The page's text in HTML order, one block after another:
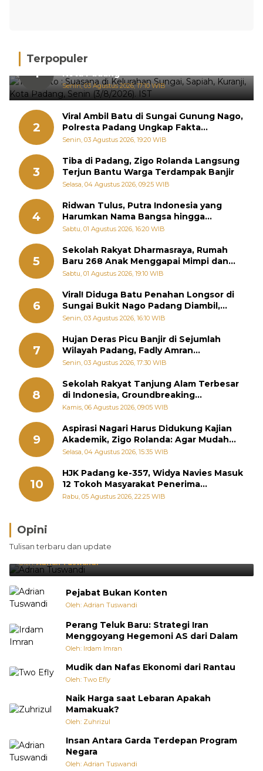
Terpopuler
1
Hujan Deras, 15 Titik Banjir Terdeteksi di
Kota Padang
Senin, 03 Agustus 2026, 17:10 WIB
2
Viral Ambil Batu di Sungai Gunung Nago,
Polresta Padang Ungkap Fakta
Sebenarnya
Senin, 03 Agustus 2026, 19:20 WIB
3
Tiba di Padang, Zigo Rolanda Langsung
Terjun Bantu Warga Terdampak Banjir
Selasa, 04 Agustus 2026, 09:25 WIB
4
Ridwan Tulus, Putra Indonesia yang
Harumkan Nama Bangsa hingga
Diabadikan dalam Buku Jepang
Sabtu, 01 Agustus 2026, 16:20 WIB
5
Sekolah Rakyat Dharmasraya, Rumah
Baru 268 Anak Menggapai Mimpi dan
Memutus Rantai Kemiskinan
Sabtu, 01 Agustus 2026, 19:10 WIB
6
Viral! Diduga Batu Penahan Longsor di
Sungai Bukit Nago Padang Diambil,
Warga Khawatir Bencana Terulang
Senin, 03 Agustus 2026, 16:10 WIB
7
Hujan Deras Picu Banjir di Sejumlah
Wilayah Padang, Fadly Amran
Perintahkan OPD Siaga
Senin, 03 Agustus 2026, 17:30 WIB
8
Sekolah Rakyat Tanjung Alam Terbesar
di Indonesia, Groundbreaking
September
Kamis, 06 Agustus 2026, 09:05 WIB
9
Aspirasi Nagari Harus Didukung Kajian
Akademik, Zigo Rolanda: Agar Mudah
Diperjuangkan di Kementerian
Selasa, 04 Agustus 2026, 15:35 WIB
10
HJK Padang ke-357, Widya Navies Masuk
12 Tokoh Masyarakat Penerima
Penghargaan Pemko Padang
Rabu, 05 Agustus 2026, 22:25 WIB
Opini
Tulisan terbaru dan update
Brasil Lebih Diunggulkan, tetapi Jepang Selalu
Punya Cara Membuat Kejutan
Oleh:Adrian Tuswandi
Pejabat Bukan Konten
Oleh: Adrian Tuswandi
Perang Teluk Baru: Strategi Iran
Menggoyang Hegemoni AS dari Dalam
Oleh: Irdam Imran
Mudik dan Nafas Ekonomi dari Rantau
Oleh: Two Efly
Naik Harga saat Lebaran Apakah
Mamakuak?
Oleh: Zuhrizul
Insan Antara Garda Terdepan Program
Negara
Oleh: Adrian Tuswandi